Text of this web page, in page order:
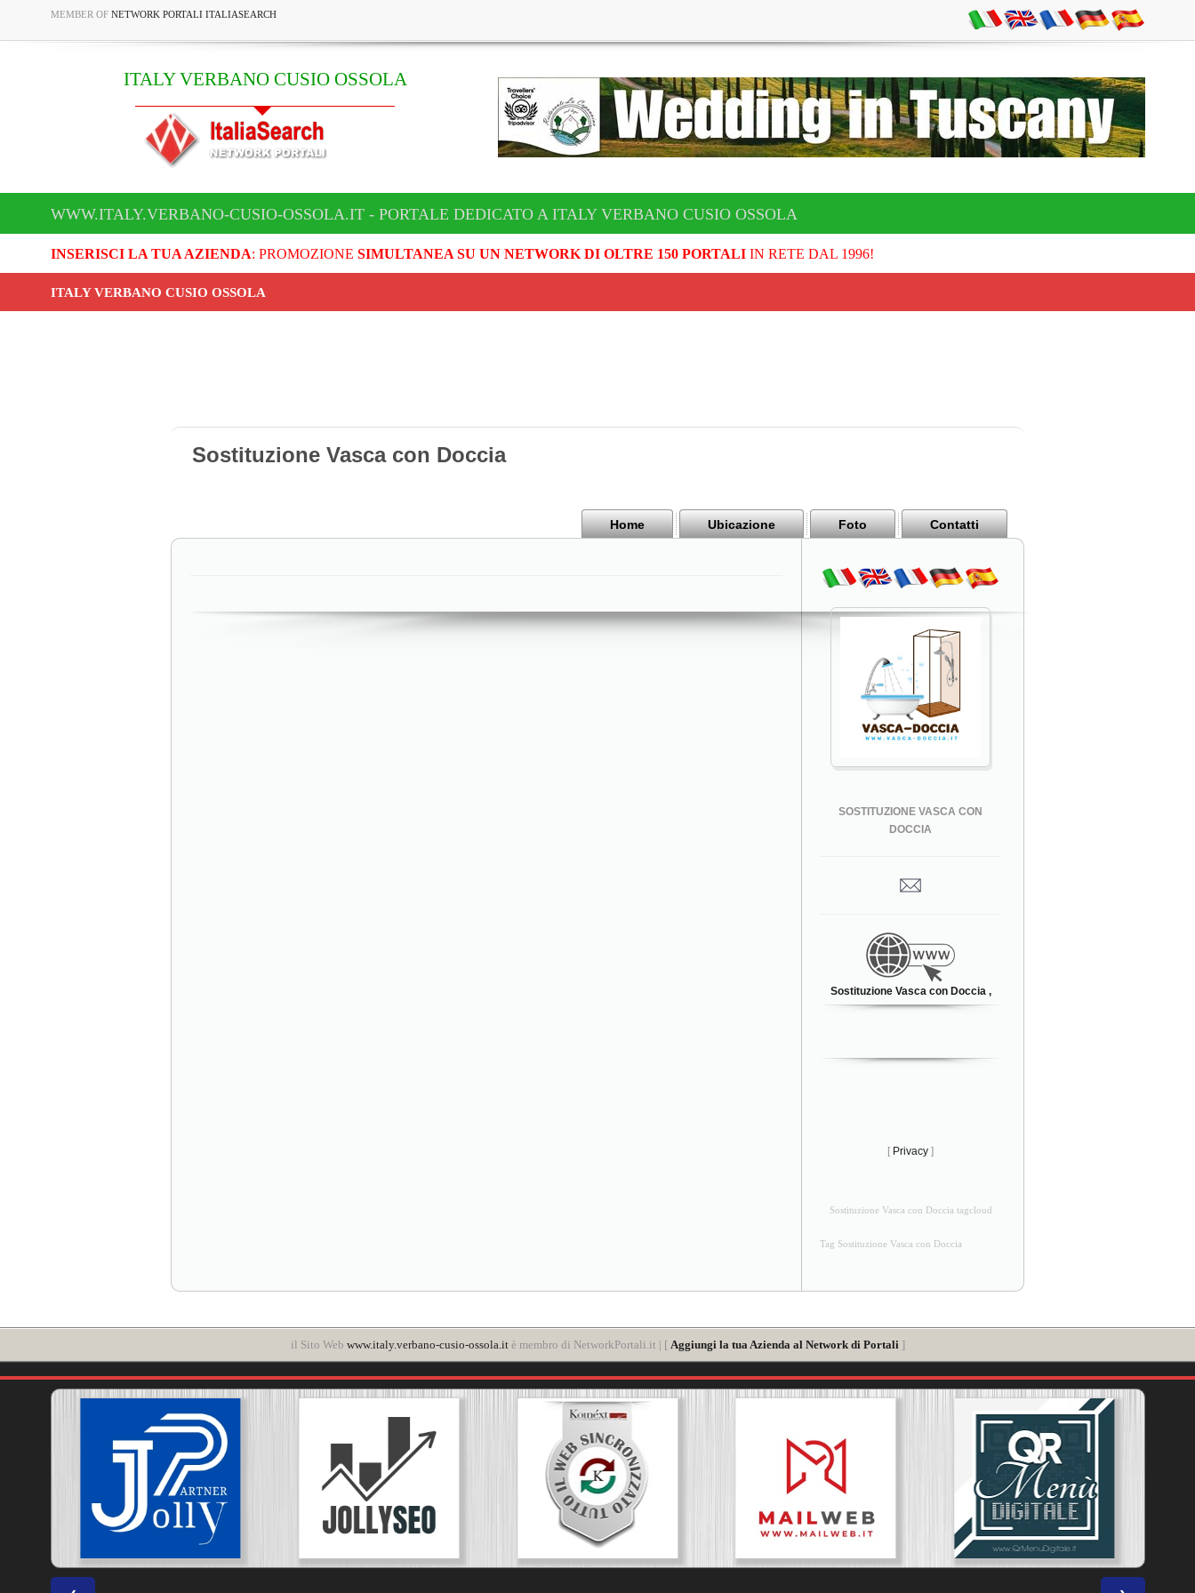
MEMBER OF NETWORK PORTALI ITALIASEARCH
ITALY VERBANO CUSIO OSSOLA
WWW.ITALY.VERBANO-CUSIO-OSSOLA.IT - PORTALE DEDICATO A ITALY VERBANO CUSIO OSSOLA
INSERISCI LA TUA AZIENDA: PROMOZIONE SIMULTANEA SU UN NETWORK DI OLTRE 150 PORTALIIN RETE DAL 1996!
ITALY VERBANO CUSIO OSSOLA
Sostituzione Vasca con Doccia
Home Ubicazione Foto Contatti
SOSTITUZIONE VASCA CON
DOCCIA
Sostituzione Vasca con Doccia ,
[ Privacy ]
Sostituzione Vasca con Doccia tagcloud
Tag Sostituzione Vasca con Doccia
il Sito Web www.italy.verbano-cusio-ossola.itè membro di NetworkPortali.it | [ Aggiungi la tua Azienda al Network di Portali ]